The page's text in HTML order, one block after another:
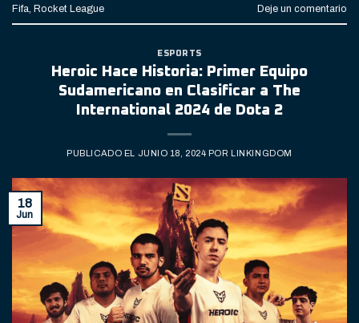
Fifa, Rocket League Deje un comentario
ESPORTS
Heroic Hace Historia: Primer Equipo
Sudamericano en Clasificar a The
International 2024 de Dota 2
PUBLICADO EL JUNIO 18, 2024 POR LINKINGDOM
18
Jun